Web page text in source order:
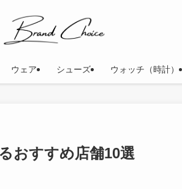
ウェア シューズ ウォッチ（時計）
おすすめ店舗10選